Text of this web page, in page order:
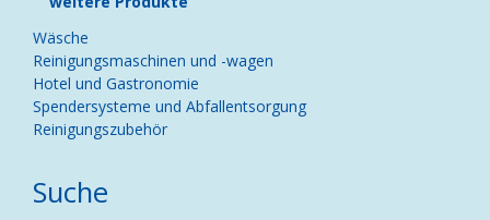
Wäsche
Reinigungsmaschinen und -wagen
Hotel und Gastronomie
Spendersysteme und Abfallentsorgung
Reinigungszubehör
Suche